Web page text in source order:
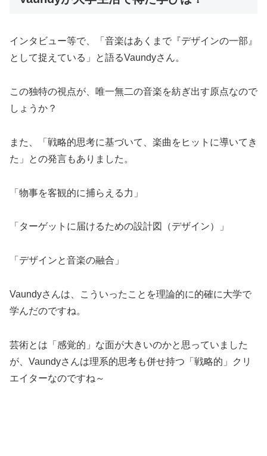
インタビュー等で、「音楽はあくまで『デザインの一部』
として捉えている」と語るVaundyさん。
この独特の視点が、唯一無二の音楽を紡ぎ出す原点なので
しょうか？
また、「戦略的思考に基づいて、楽曲をヒットに導いてき
た」との発言もありました。
「物事を客観的に捕らえる力」
「ターゲットに届けるための設計図（デザイン）」
「デザインと音楽の融合」
Vaundyさんは、こういったことを理論的に的確に大学で
学んだのですね。
芸術とは「感覚的」な面が大きいのかと思っていました
が、Vaundyさんは理系的思考も併せ持つ「戦略的」クリ
エイターなのですね～